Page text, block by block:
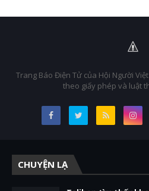
Trang Báo Điện Tử của Hội Người
theo giấy phép và luật
CHUYỆN LẠ